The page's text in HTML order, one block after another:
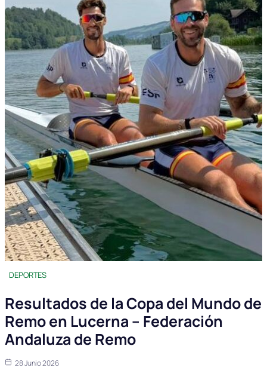
DEPORTES
Resultados de la Copa del Mundo de
Remo en Lucerna – Federación
Andaluza de Remo
28 Junio 2026